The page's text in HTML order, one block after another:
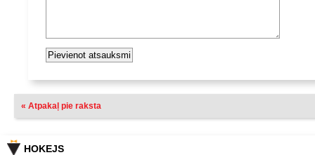
« Atpakaļ pie raksta
HOKEJS